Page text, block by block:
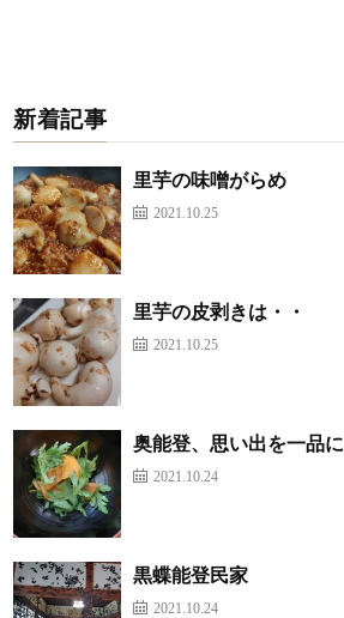
新着記事
里芋の味噌がらめ
2021.10.25
里芋の皮剥きは・・
2021.10.25
奥能登、思い出を一品に
2021.10.24
黒蝶能登民家
2021.10.24